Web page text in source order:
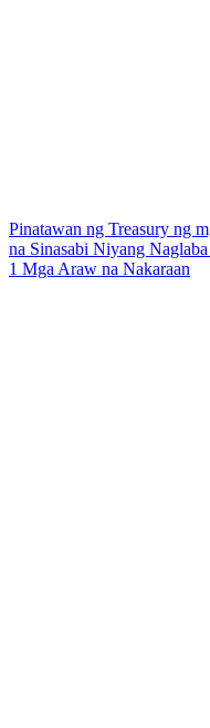
Pinatawan ng Treasury ng
na Sinasabi Niyang
1 Mga Araw na Nakaraan